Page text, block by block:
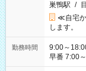
巣鴨駅 /
≪自宅
します。
勤務時間
9:00～18:00（休憩60分）
早番 7:00～
と休みを